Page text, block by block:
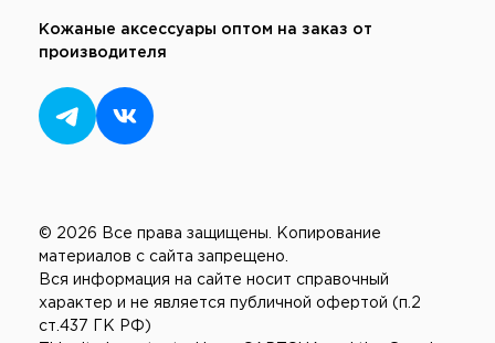
Кожаные аксессуары оптом на заказ от
производителя
© 2026 Все права защищены.
Копирование
материалов с сайта запрещено.
Вся информация на сайте носит справочный
характер и не является публичной офертой (п.2
ст.437 ГК РФ)